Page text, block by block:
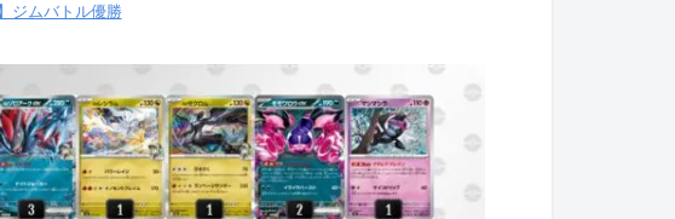
ジムバトル優勝